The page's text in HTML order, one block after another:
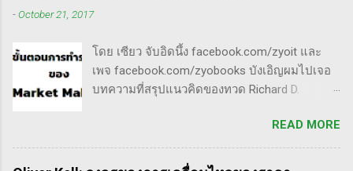
ประเภท double three Breakaway gap เป็นการ
กระโดดข้ามเวฟสอง...
เป็นการติดตามข่าวสาร การวิเคราะห์ทางเทคนิค
หรือปัจจัยพื้นฐาน การสแกนหุ้นที่มีศักยภาพเป็นผู้
ชนะในอนาคต การลงรายละเอียดในการวิเคราะห์
จังหวะที่เหมาะสมในการเข้าเทรด . - วิธีการที่
พิสูจน์แล้วว่าทำเงินได้จริงและทำซ้ำได้ตลอด
-October 21, 2017
โดย เซียว จับอิดนึ้ง facebook.com/zyoit และ
เพจ facebook.com/zyobooks บังเอิญผมไปเจอ
บทความที่สรุปแนวคิดของทวด Richard D.
เอง, ก็เลยอดตื่นใจไม่ได้กับข้อมูลที่เขาเขียนถึง "
How Manipulators Operate " ซึีงผมตีความว่ามัน
น่าเป็น " ขั้นตอนการทำราคาของ Market Maker "
READ MORE